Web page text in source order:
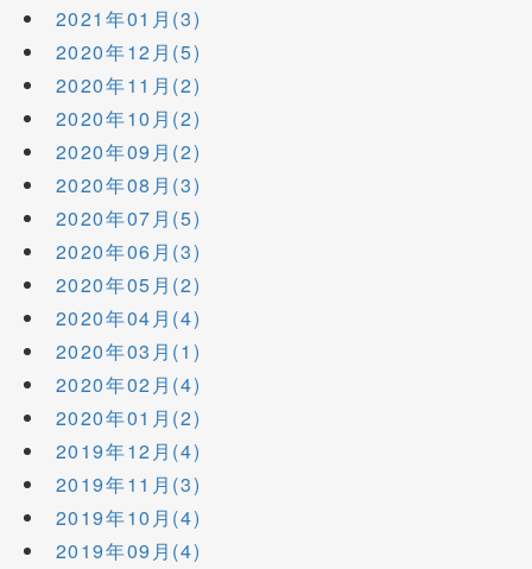
2021年01月(3)
2020年12月(5)
2020年11月(2)
2020年10月(2)
2020年09月(2)
2020年08月(3)
2020年07月(5)
2020年06月(3)
2020年05月(2)
2020年04月(4)
2020年03月(1)
2020年02月(4)
2020年01月(2)
2019年12月(4)
2019年11月(3)
2019年10月(4)
2019年09月(4)